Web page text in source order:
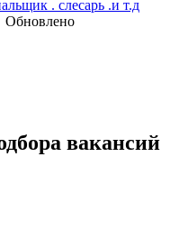
. слесарь .и т.д
Обновлено
вакансий